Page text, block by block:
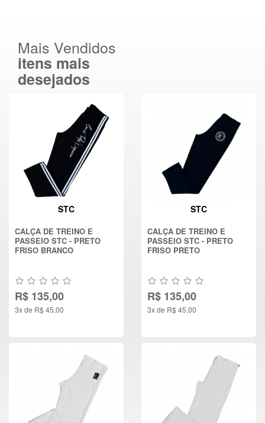
Mais Vendidos
itens mais
desejados
STC
CALÇA DE TREINO E
PASSEIO STC - PRETO
FRISO BRANCO
R$ 135,00
3x de R$ 45,00
STC
CALÇA DE TREINO E
PASSEIO STC - PRETO
FRISO PRETO
R$ 135,00
3x de R$ 45,00